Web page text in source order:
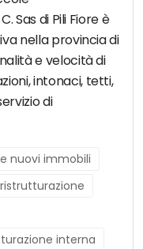
Sas di Pili Fiore è
nella provincia di
e velocità di
intonaci, tetti,
di
nuovi immobili
ristrutturazione
interna